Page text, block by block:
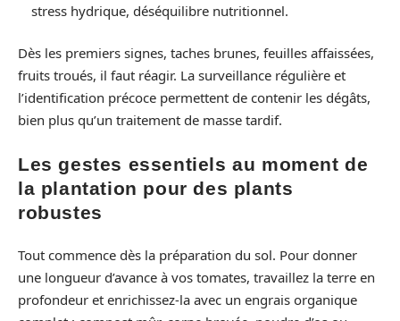
stress hydrique, déséquilibre nutritionnel.
Dès les premiers signes, taches brunes, feuilles affaissées,
fruits troués, il faut réagir. La surveillance régulière et
l’identification précoce permettent de contenir les dégâts,
bien plus qu’un traitement de masse tardif.
Les gestes essentiels au moment de
la plantation pour des plants
robustes
Tout commence dès la préparation du sol. Pour donner
une longueur d’avance à vos tomates, travaillez la terre en
profondeur et enrichissez-la avec un engrais organique